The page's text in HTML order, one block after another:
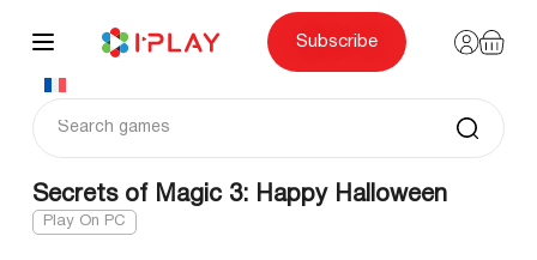
content
Subscribe
Secrets of Magic 3: Happy Halloween
Play On PC